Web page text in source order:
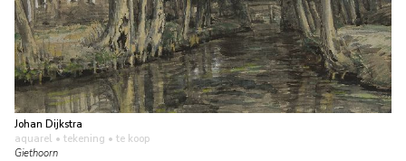
Johan Dijkstra
aquarel • tekening • te koop
Giethoorn